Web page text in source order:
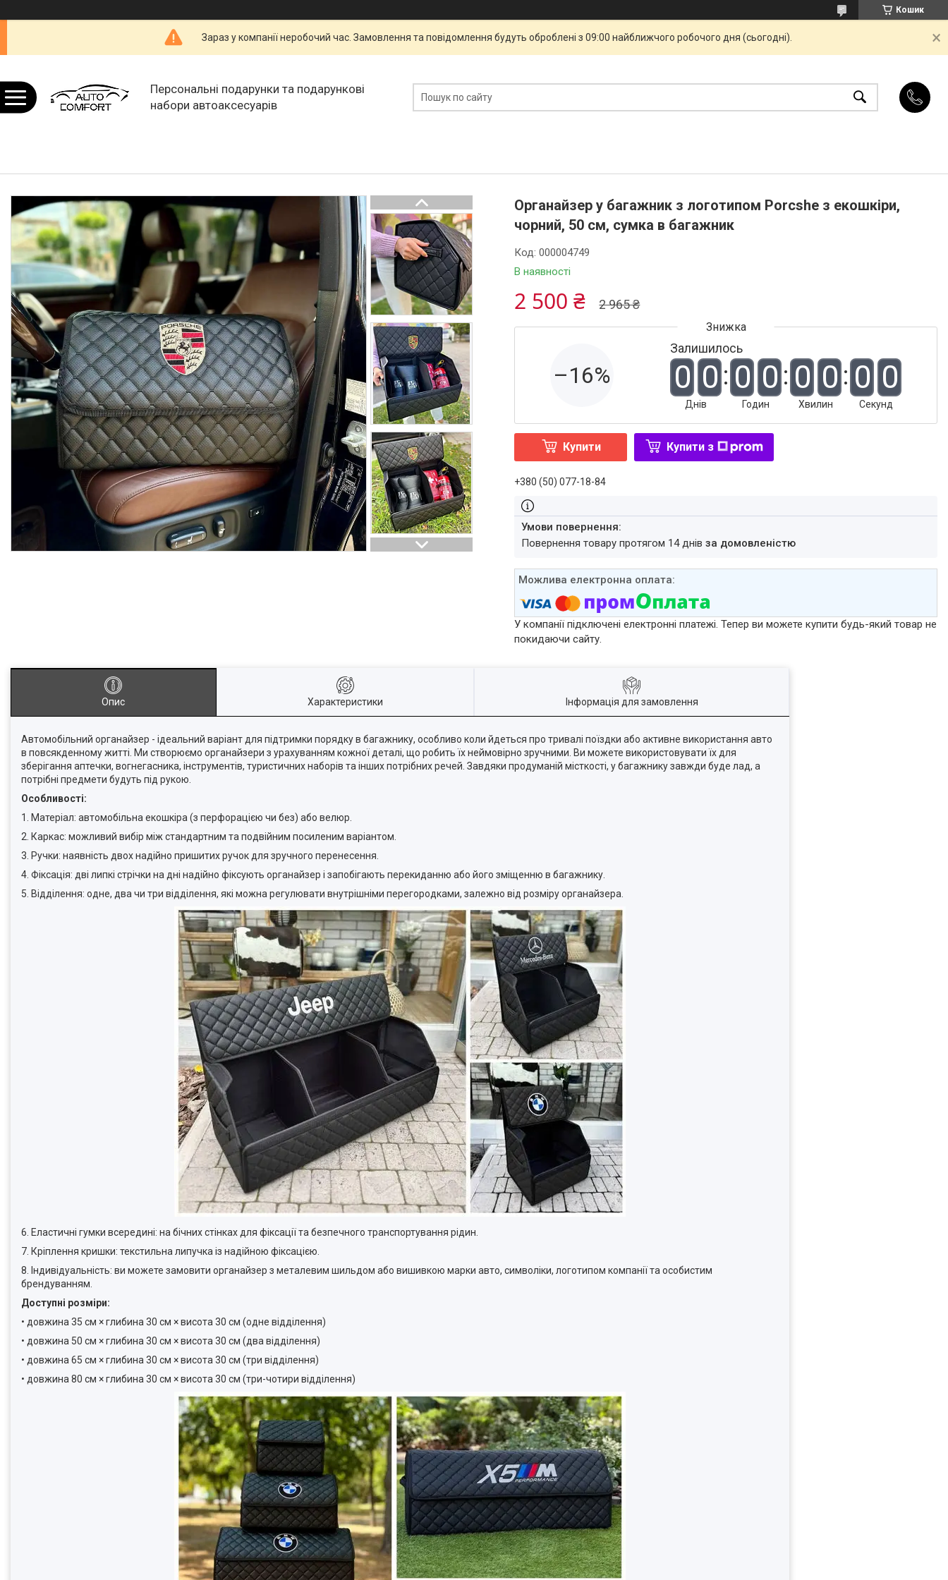
Кошик
Зараз у компанії неробочий час. Замовлення та повідомлення будуть оброблені з 09:00 найближчого робочого дня (сьогодні).
Персональні подарунки та подарункові
набори автоаксесуарів
Органайзер у багажник з логотипом Porcshe з екошкіри,
чорний, 50 см, сумка в багажник
В наявності
Код:000004749
2 965 ₴
2 500 ₴
–16%
Залишилось
0 0
Днів
0 0
Годин
0 0
Хвилин
0 0
Секунд
Купити Купити з
+380 (50) 077-18-84
повернення товару протягом 14 днівза домовленістю
У компанії підключені електронні платежі. Тепер ви можете купити будь-який товар не
покидаючи сайту.
Опис Характеристики Інформація для замовлення
Автомобільний органайзер - ідеальний варіант для підтримки порядку в багажнику, особливо коли йдеться про тривалі поїздки або активне використання авто
в повсякденному житті. Ми створюємо органайзери з урахуванням кожної деталі, що робить їх неймовірно зручними. Ви можете використовувати їх для
зберігання аптечки, вогнегасника, інструментів, туристичних наборів та інших потрібних речей. Завдяки продуманій місткості, у багажнику завжди буде лад, а
потрібні предмети будуть під рукою.
Особливості:
1. Матеріал: автомобільна екошкіра (з перфорацією чи без) або велюр.
2. Каркас: можливий вибір між стандартним та подвійним посиленим варіантом.
3. Ручки: наявність двох надійно пришитих ручок для зручного перенесення.
4. Фіксація: дві липкі стрічки на дні надійно фіксують органайзер і запобігають перекиданню або його зміщенню в багажнику.
5. Відділення: одне, два чи три відділення, які можна регулювати внутрішніми перегородками, залежно від розміру органайзера.
6. Еластичні гумки всередині: на бічних стінках для фіксації та безпечного транспортування рідин.
7. Кріплення кришки: текстильна липучка із надійною фіксацією.
8. Індивідуальність: ви можете замовити органайзер з металевим шильдом або вишивкою марки авто, символіки, логотипом компанії та особистим
брендуванням.
Доступні розміри:
• довжина 35 см × глибина 30 см × висота 30 см (одне відділення)
• довжина 50 см × глибина 30 см × висота 30 см (два відділення)
• довжина 65 см × глибина 30 см × висота 30 см (три відділення)
• довжина 80 см × глибина 30 см × висота 30 см (три-чотири відділення)